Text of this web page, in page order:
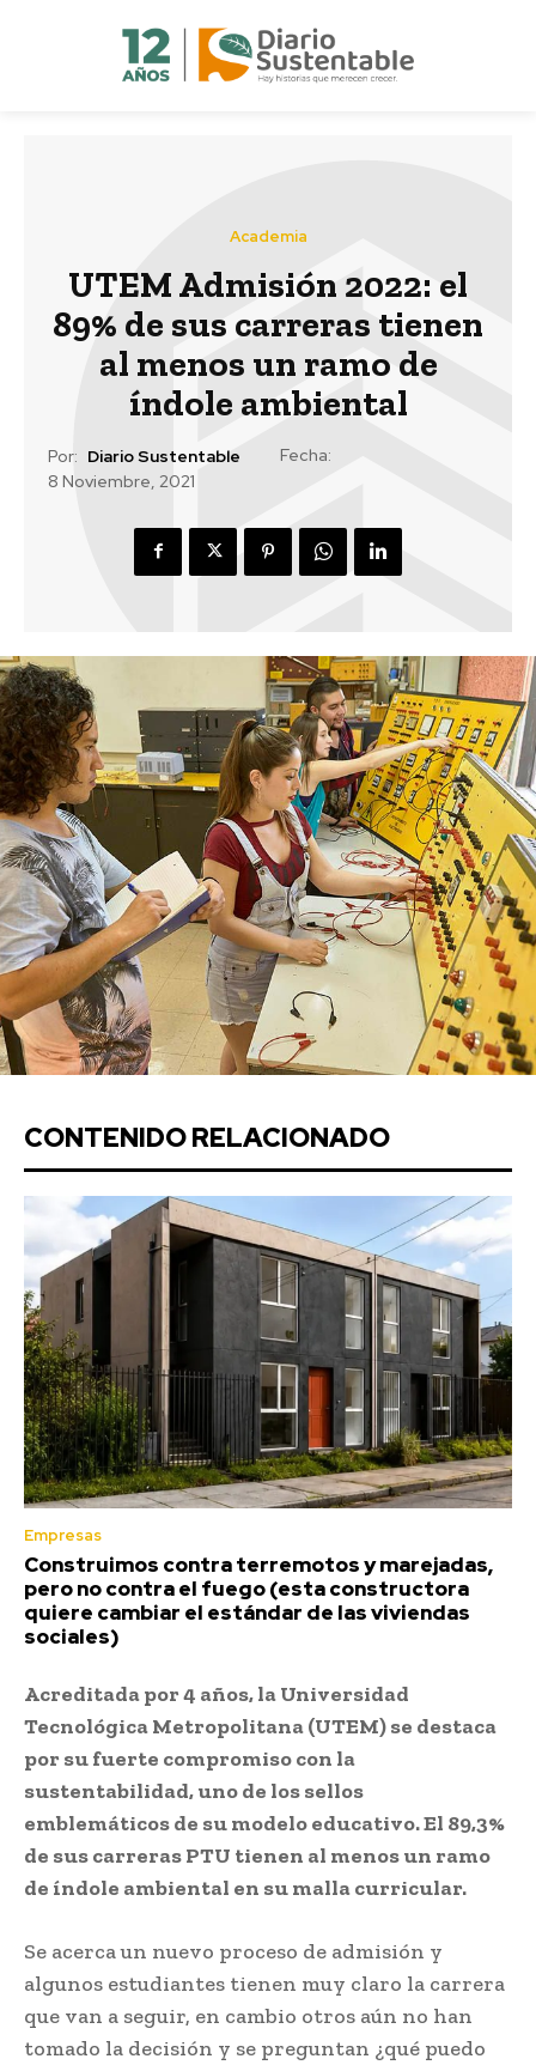
Academia
UTEM Admisión 2022: el
89% de sus carreras tienen
al menos un ramo de
índole ambiental
Por: Diario Sustentable
Fecha:
8 Noviembre, 2021
CONTENIDO RELACIONADO
Empresas
Construimos contra terremotos y marejadas,
pero no contra el fuego (esta constructora
quiere cambiar el estándar de las viviendas
sociales)
Acreditada por 4 años, la Universidad
Tecnológica Metropolitana (UTEM) se destaca
por su fuerte compromiso con la
sustentabilidad, uno de los sellos
emblemáticos de su modelo educativo. El 89,3%
de sus carreras PTU tienen al menos un ramo
de índole ambiental en su malla curricular.
Se acerca un nuevo proceso de admisión y
algunos estudiantes tienen muy claro la carrera
que van a seguir, en cambio otros aún no han
tomado la decisión y se preguntan ¿qué puedo